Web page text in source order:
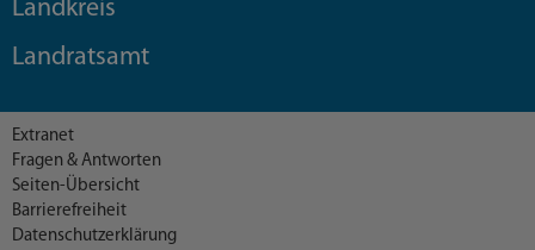
Landkreis
Landratsamt
Extranet
Fragen & Antworten
Seiten-Übersicht
Barrierefreiheit
Datenschutzerklärung